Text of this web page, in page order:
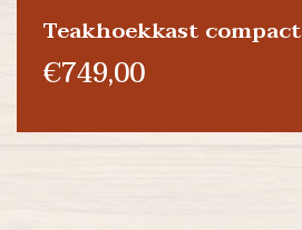
Teakhoekkast compact
€749,00